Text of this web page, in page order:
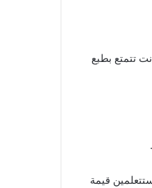
تتمتع بطبع
قيمة